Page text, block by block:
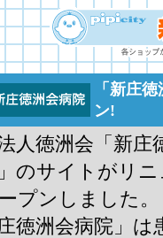
「新庄
ン!
人徳洲会「新庄
のサイトがリ
プンしました。
庄徳洲会病院」は